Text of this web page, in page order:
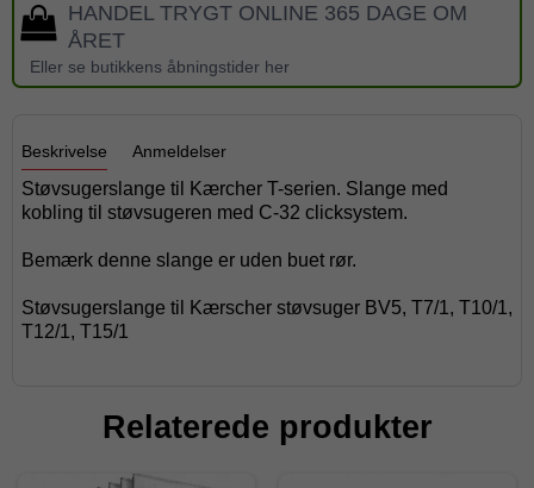
HANDEL TRYGT ONLINE 365 DAGE OM
ÅRET
Eller se butikkens åbningstider her
Beskrivelse Anmeldelser
Støvsugerslange til Kærcher T-serien. Slange med
kobling til støvsugeren med C-32 clicksystem.
Bemærk denne slange er uden buet rør.
Støvsugerslange til Kærscher støvsuger BV5, T7/1, T10/1,
T12/1, T15/1
Relaterede produkter